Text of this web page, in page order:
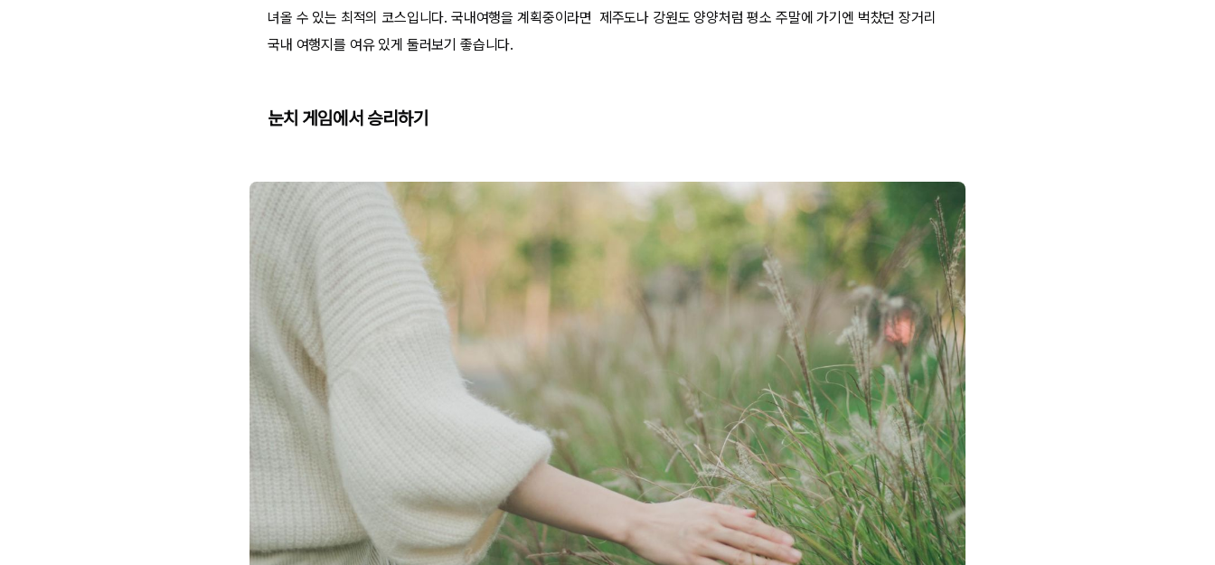
녀올 수 있는 최적의 코스입니다. 국내여행을 계획중이라면 제주도나 강원도 양양처럼 평소 주말에 가기엔 벅찼던 장거리
국내 여행지를 여유 있게 둘러보기 좋습니다.
눈치 게임에서 승리하기